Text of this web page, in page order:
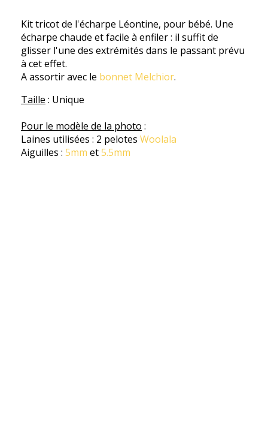
Kit tricot de l'écharpe Léontine, pour bébé. Une
écharpe chaude et facile à enfiler : il suffit de
glisser l'une des extrémités dans le passant prévu
à cet effet.
A assortir avec le bonnet Melchior.
Taille : Unique
Pour le modèle de la photo :
Laines utilisées : 2 pelotes Woolala
Aiguilles : 5mm et5.5mm